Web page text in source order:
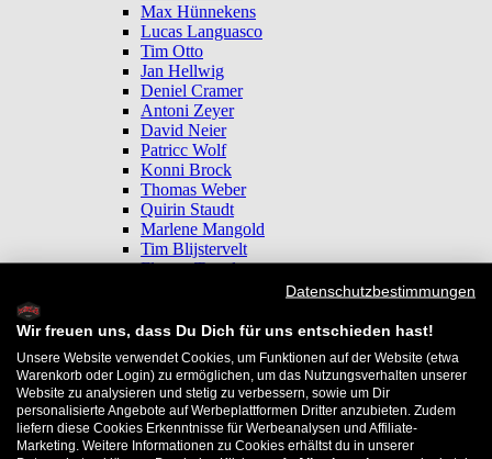
Max Hünnekens
Lucas Languasco
Tim Otto
Jan Hellwig
Deniel Cramer
Antoni Zeyer
David Neier
Patricc Wolf
Konni Brock
Thomas Weber
Quirin Staudt
Marlene Mangold
Tim Blijstervelt
Florent Tourdre
Sanne van Linder
Jessica Tran
Maya Dreger
Benjamin Botta
Noel Schaerer
Victor Bass
Datenschutzbestimmungen
Wir freuen uns, dass Du Dich für uns entschieden hast!
Unsere Website verwendet Cookies, um Funktionen auf der Website (etwa
Warenkorb oder Login) zu ermöglichen, um das Nutzungsverhalten unserer
Website zu analysieren und stetig zu verbessern, sowie um Dir
personalisierte Angebote auf Werbeplattformen Dritter anzubieten. Zudem
liefern diese Cookies Erkenntnisse für Werbeanalysen und Affiliate-
Marketing. Weitere Informationen zu Cookies erhältst du in unserer